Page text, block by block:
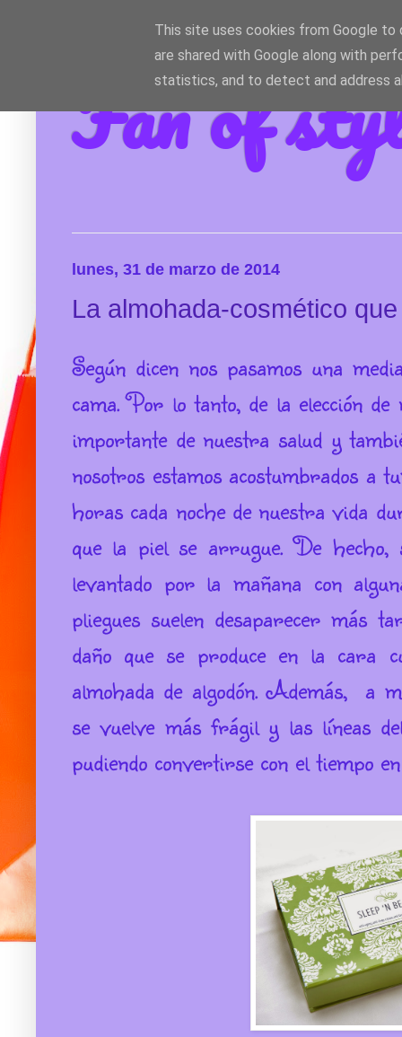
Fan of
lunes, 31 de marzo de 2014
La almohada-cosmético
Según dicen nos pasamos una
cama. Por lo tanto, de la elección
importante de nuestra salud y
nosotros estamos acostumbrados a
horas cada noche de nuestra vida
que la piel se arrugue.De hecho,
levantado por la mañana con
pliegues suelen desaparecer más
daño que se produce en la cara
almohada de algodón. Además, a
se vuelve más frágil y las líneas
pudiendo convertirse con el tiempo
This site uses cookies from Google to
are shared with Google along with
statistics, and to detect and address